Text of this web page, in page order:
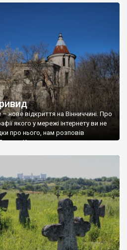
нове відкриття на Вінниччині. Про
якого у мережі інтернету ви не
про нього, нам розповів
у Красному вразив не лише